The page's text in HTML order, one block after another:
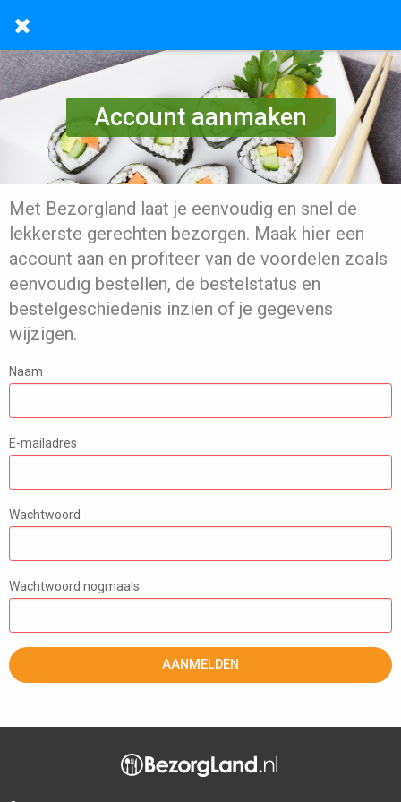
Account aanmaken
Met Bezorgland laat je eenvoudig en snel de
lekkerste gerechten bezorgen. Maak hier een
account aan en profiteer van de voordelen zoals
eenvoudig bestellen, de bestelstatus en
bestelgeschiedenis inzien of je gegevens
wijzigen.
Naam
E-mailadres
Wachtwoord
Wachtwoord nogmaals
AANMELDEN